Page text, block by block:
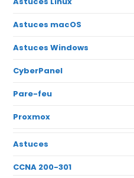
Astuces macOS
Astuces Windows
CyberPanel
Pare-feu
Proxmox
Astuces
CCNA 200-301